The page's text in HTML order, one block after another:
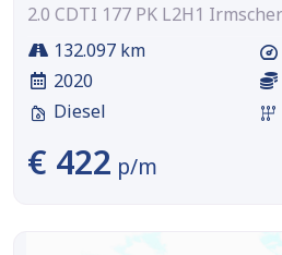
2.0 CDTI 177 PK L2H1
132.097 km
2020
Diesel
€ 422 p/m